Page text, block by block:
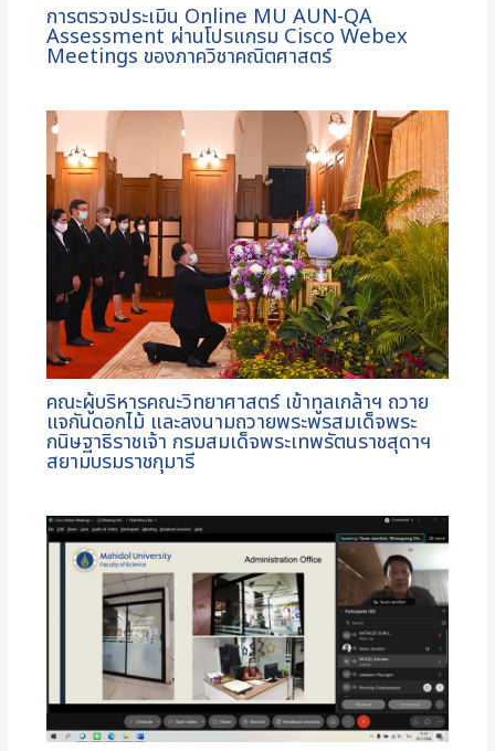
การตรวจประเมิน Online MU AUN-QA
Assessment ผ่านโปรแกรม Cisco Webex
Meetings ของภาควิชาคณิตศาสตร์
คณะผู้บริหารคณะวิทยาศาสตร์ เข้าทูลเกล้าฯ ถวาย
แจกันดอกไม้ และลงนามถวายพระพรสมเด็จพระ
กนิษฐาธิราชเจ้า กรมสมเด็จพระเทพรัตนราชสุดาฯ
สยามบรมราชกุมารี